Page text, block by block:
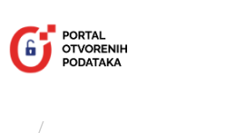
sadržaj